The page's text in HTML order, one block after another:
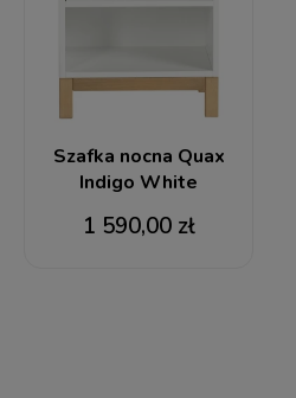
Szafka nocna Quax
Indigo White
1 590,00 zł